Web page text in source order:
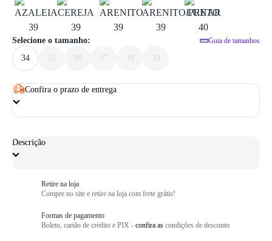
Selecione o tamanho: Guia de tamanhos
34 35 36 37 38 39
Confira o prazo de entrega
Descrição
Retire na loja
Compre no site e retire na loja com frete grátis!
Formas de pagamento
Boleto, cartão de crédito e PIX - confira as condições de desconto